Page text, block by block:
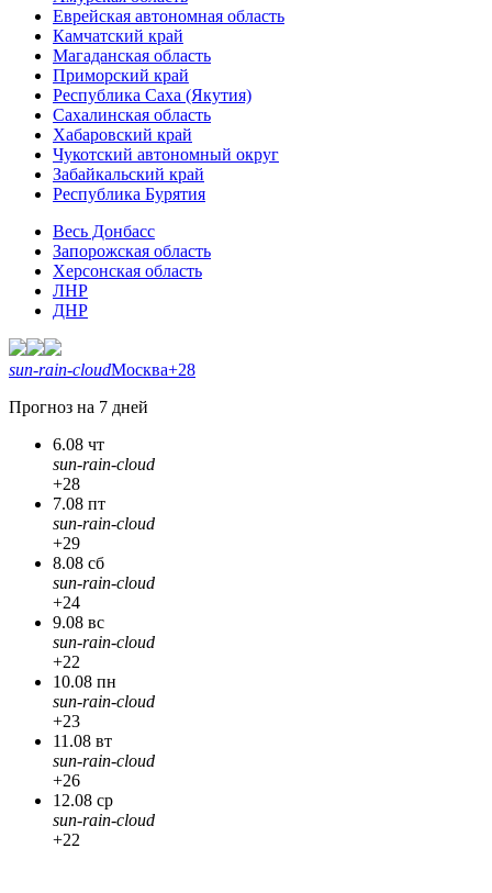
Еврейская автономная область
Камчатский край
Магаданская область
Приморский край
Республика Саха (Якутия)
Сахалинская область
Хабаровский край
Чукотский автономный округ
Забайкальский край
Республика Бурятия
Весь Донбасс
Запорожская область
Херсонская область
ЛНР
ДНР
sun-rain-cloudМосква+28
Прогноз на 7 дней
6.08 чт
sun-rain-cloud
+28
7.08 пт
sun-rain-cloud
+29
8.08 сб
sun-rain-cloud
+24
9.08 вс
sun-rain-cloud
+22
10.08 пн
sun-rain-cloud
+23
11.08 вт
sun-rain-cloud
+26
12.08 ср
sun-rain-cloud
+22